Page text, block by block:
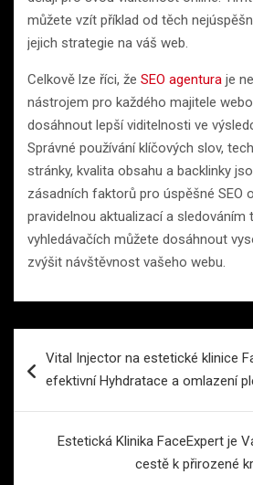
můžete vzít příklad od těch
jejich strategie na váš web.
Celkově lze říci, že SEO agentura je
nástrojem pro každého majitele
dosáhnout lepší viditelnosti ve
Správné používání klíčových slov,
stránky, kvalita obsahu a backlinky
zásadních faktorů pro úspěšné SEO
pravidelnou aktualizací a sledováním
vyhledávačích můžete dosáhnout
zvýšit návštěvnost vašeho webu.
proVital Injector na estetické klinice
efektivní Hyhdratace a omlazení
Estetická Klinika FaceExpert je
cestě k přirozené